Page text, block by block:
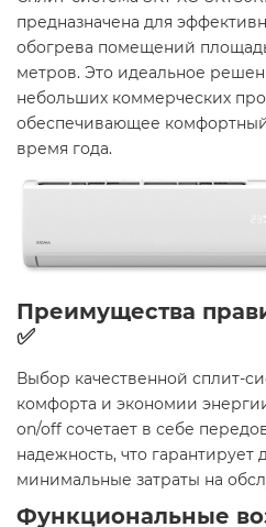
предназначена для
обогрева помещений
метров. Это идеальное
небольших коммерческих
обеспечивающее
время года.
Преимущества
✅
Выбор качественной сплит-
комфорта и экономии
on/off сочетает в себе
надежность, что
минимальные затраты на
Функциональные